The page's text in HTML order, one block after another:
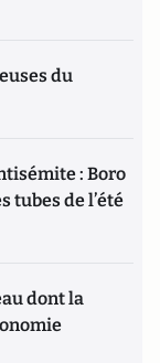
du
: Boro
tubes de l’été
dont la